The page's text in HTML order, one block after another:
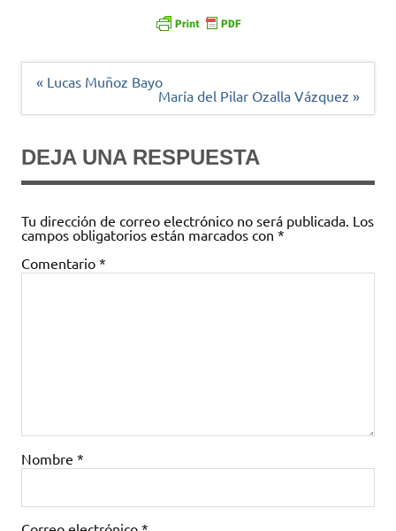
Navegación
« Lucas Muñoz Bayo
María del Pilar Ozalla Vázquez »
DEJA UNA RESPUESTA
Tu dirección de correo electrónico no será publicada. Los
campos obligatorios están marcados con *
Comentario *
Nombre *